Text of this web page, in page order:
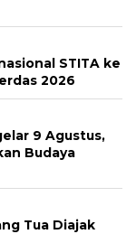
STITA ke
2026
9 Agustus,
Budaya
Tua Diajak